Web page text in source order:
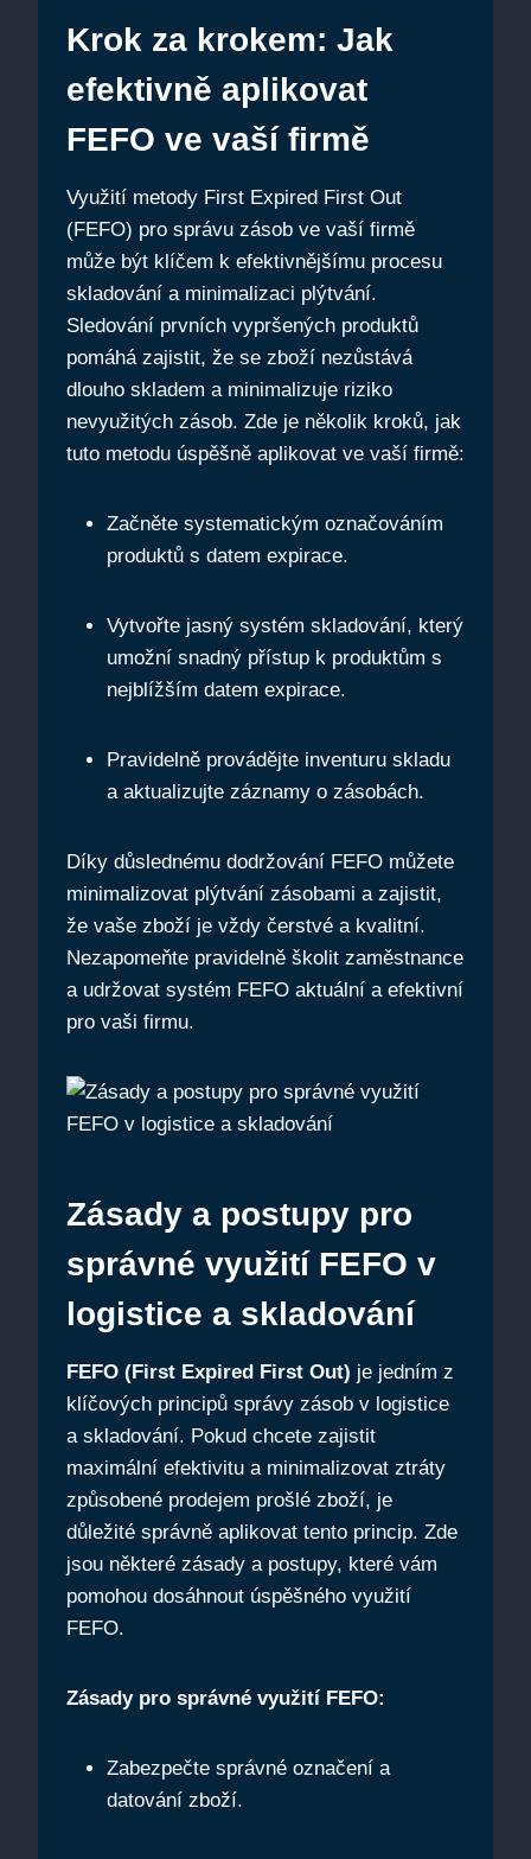
Krok⁣ za krokem: Jak⁢
efektivně aplikovat
FEFO‍ ve vaší ​firmě
Využití metody First ⁣Expired First Out
(FEFO) pro ​správu⁣ zásob ve vaší firmě
může být klíčem k efektivnějšímu procesu
skladování a minimalizaci plýtvání. ​
Sledování prvních vypršených produktů
pomáhá zajistit, že se zboží nezůstává
dlouho‌ skladem a minimalizuje riziko⁣
nevyužitých zásob. Zde je několik ‌kroků, jak
tuto metodu úspěšně aplikovat ve vaší firmě:
Začněte systematickým označováním
produktů⁢ s datem expirace.
Vytvořte jasný​ systém skladování, který
umožní snadný přístup ​k produktům⁣ s
nejblížším datem expirace.
Pravidelně provádějte inventuru skladu
a aktualizujte záznamy o zásobách.
Díky důslednému ⁢dodržování FEFO můžete
minimalizovat plýtvání ⁢zásobami a zajistit,
že vaše zboží je vždy​ čerstvé a kvalitní.
Nezapomeňte pravidelně školit zaměstnance
a udržovat systém FEFO aktuální a efektivní
pro vaši firmu.
Zásady a postupy pro
správné využití FEFO v
logistice a⁤ skladování
FEFO (First Expired First Out) je jedním z
klíčových⁢ principů správy zásob v logistice
⁢a ⁢skladování. Pokud⁢ chcete zajistit
⁣maximální efektivitu a minimalizovat ztráty
způsobené ‌prodejem prošlé zboží, je
důležité správně aplikovat tento princip. Zde
jsou některé zásady a‌ postupy, které ⁢vám​
pomohou dosáhnout úspěšného využití
⁤FEFO.
Zásady pro správné ​využití​ FEFO:
Zabezpečte správné označení a
datování zboží.